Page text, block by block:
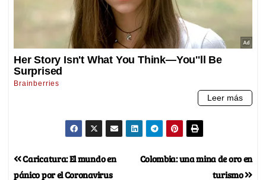
Colombia: una mina de oro en
turismo
Caricatura: El mundo en
pánico por el Coronavirus